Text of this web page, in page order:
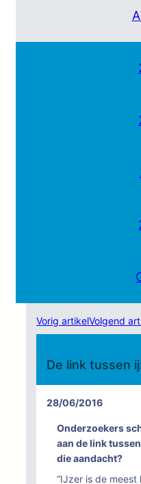
Vorig artikelVolgend
De link tussen
28/06/2016
Onderzoekers
aan de link
die aandacht?
“IJzer is de